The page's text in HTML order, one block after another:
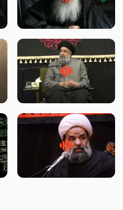
زوّار اربعین امام حسین (علیه
السلام) با این اشتیاق به زیارت
لقب حضرت رقیه سلام الله علیها به
چه معناست – حجت الاسلام علوی
سلام جوانی که امام حسین علیه
السلام خودش جوابش را دادند